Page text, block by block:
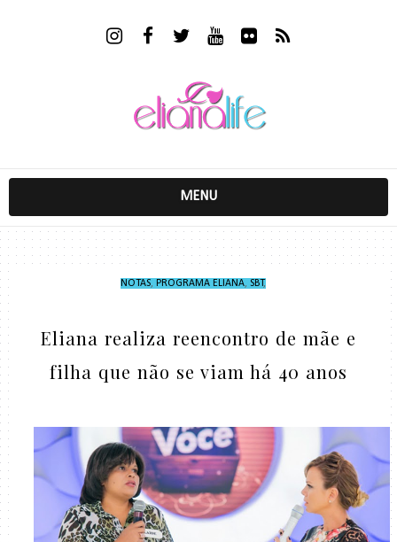
MENU
NOTAS, PROGRAMA ELIANA, SBT,
Eliana realiza reencontro de mãe e
filha que não se viam há 40 anos